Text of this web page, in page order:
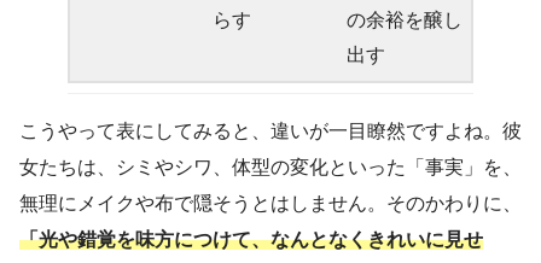
らす
の余裕を醸し
出す
こうやって表にしてみると、違いが一目瞭然ですよね。彼
女たちは、シミやシワ、体型の変化といった「事実」を、
無理にメイクや布で隠そうとはしません。そのかわりに、
「光や錯覚を味方につけて、なんとなくきれいに見せ